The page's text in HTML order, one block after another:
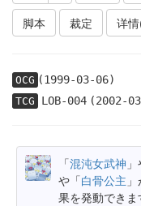
脚本
裁定 详
OCG (1999-03-06)
TCG LOB-004(2002-
「混沌女武神
や「白骨公主
果を発動できま